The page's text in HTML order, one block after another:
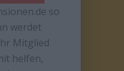
so
werdet
Mitglied
helfen,